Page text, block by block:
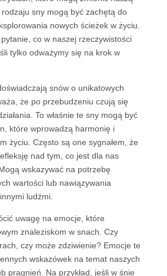
sny mogą być zachętą do
nowych ścieżek w życiu.
co w naszej rzeczywistości
tylko odważymy się na krok w
snów o unikatowych
że po przebudzeniu czują się
To właśnie te sny mogą być
które wprowadzą harmonię i
życiu. Często są one sygnałem, że
nad tym, co jest dla nas
wskazywać na potrzebę
wartości lub nawiązywania
ludźmi.
uwagę na emocje, które
znaleziskom w snach. Czy
czy może zdziwienie? Emocje te
wskazówek na temat naszych
pragnień. Na przykład, jeśli w śnie